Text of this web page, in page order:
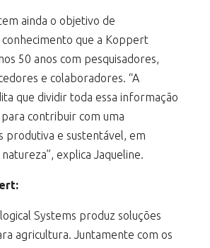
ainda o objetivo de
que a Koppert
50 anos com pesquisadores,
e colaboradores. “A
que dividir toda essa informação
contribuir com uma
produtiva e sustentável, em
explica Jaqueline.
Systems produz soluções
agricultura. Juntamente com os